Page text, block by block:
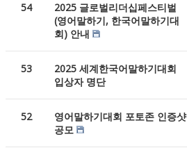
54
2025 글로벌리더십페스티벌
(영어말하기, 한국어말하기대
회) 안내
53
2025 세계한국어말하기대회
입상자 명단
52
영어말하기대회 포토존 인증샷
공모